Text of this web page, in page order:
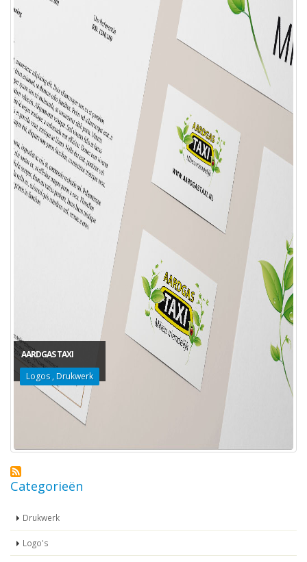
AARDGAS TAXI
Logos,Drukwerk
Categorieën
Drukwerk
Logo's